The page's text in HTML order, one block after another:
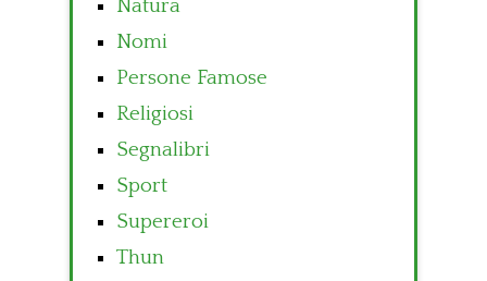
Natura
Nomi
Persone Famose
Religiosi
Segnalibri
Sport
Supereroi
Thun